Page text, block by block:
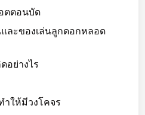
ตตอนบัด
ละของเล่นลูกดอกหลอด
อย่างไร
ำให้มีวงโคจร